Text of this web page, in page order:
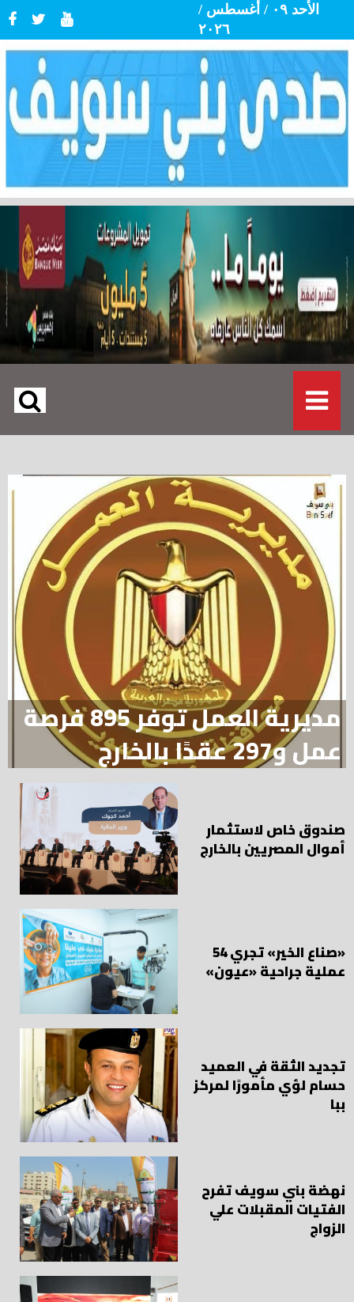
الأحد ٠٩ / أغسطس /
٢٠٢٦
مديرية العمل توفر 895 فرصة
عمل و297 عقدًا بالخارج
صندوق خاص لاستثمار
أموال المصريين بالخارج
«صناع الخير» تجري 54
عملية جراحية «عيون»
تجديد الثقة في العميد
حسام لؤي مأمورًا لمركز
ببا
نهضة بني سويف تفرح
الفتيات المقبلات علي
الزواج